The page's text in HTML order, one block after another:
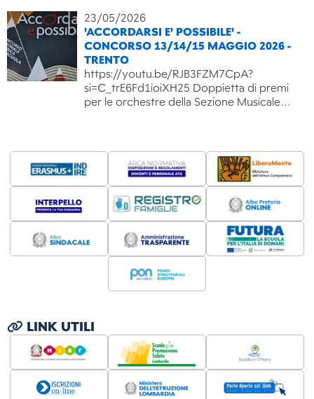
23/05/2026
'ACCORDARSI E' POSSIBILE' -
CONCORSO 13/14/15 MAGGIO 2026 -
TRENTO
https://youtu.be/RJB3FZM7CpA?
si=C_trE6Fd1ioiXH25 Doppietta di premi
per le orchestre della Sezione Musicale…
LINK UTILI